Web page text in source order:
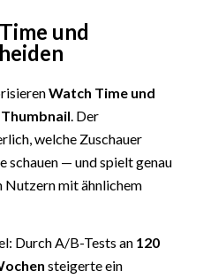
und
Watch Time und
. Der
welche Zuschauer
schauen — und spielt genau
Nutzern mit ähnlichem
Durch A/B-Tests an 120
steigerte ein